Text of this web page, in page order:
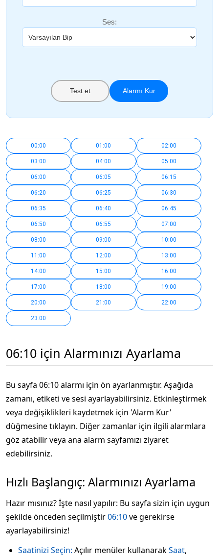
Ses:
Test et Alarmı Kur
00:00 01:00 02:00
03:00 04:00 05:00
06:00 06:05 06:15
06:20 06:25 06:30
06:35 06:40 06:45
06:50 06:55 07:00
08:00 09:00 10:00
11:00 12:00 13:00
14:00 15:00 16:00
17:00 18:00 19:00
20:00 21:00 22:00
23:00
06:10 için Alarmınızı Ayarlama
Bu sayfa 06:10 alarmı için ön ayarlanmıştır. Aşağıda
zamanı, etiketi ve sesi ayarlayabilirsiniz. Etkinleştirmek
veya değişiklikleri kaydetmek için 'Alarm Kur'
düğmesine tıklayın. Diğer zamanlar için ilgili alarmlara
göz atabilir veya ana alarm sayfamızı ziyaret
edebilirsiniz.
Hızlı Başlangıç: Alarmınızı Ayarlama
Hazır mısınız? İşte nasıl yapılır: Bu sayfa sizin için uygun
şekilde önceden seçilmiştir06:10ve gerekirse
ayarlayabilirsiniz!
Saatinizi Seçin: Açılır menüler kullanarakSaat,